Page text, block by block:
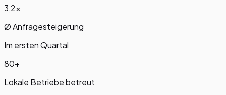
3,2×
Ø Anfragesteigerung
Im ersten Quartal
80+
Lokale Betriebe betreut